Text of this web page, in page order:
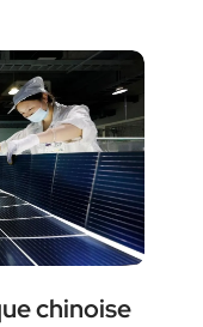
chinoise